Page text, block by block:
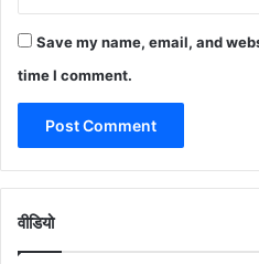
Save my name, email, and
time I comment.
वीडियो